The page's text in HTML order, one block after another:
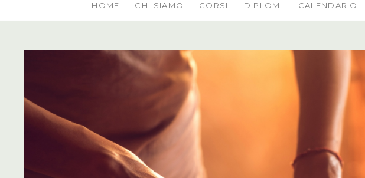
HOME CHI SIAMO CORSI DIPLOMI CALENDARIO